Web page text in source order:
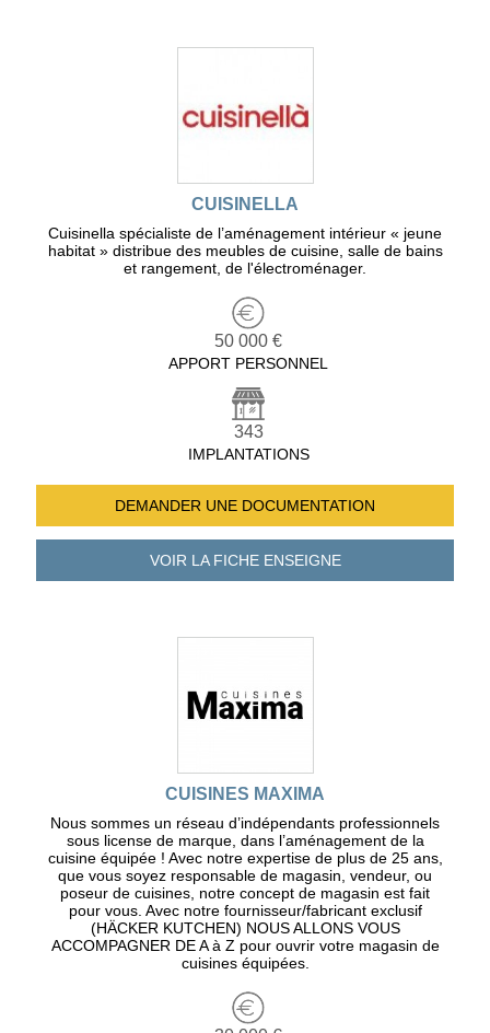
CUISINELLA
Cuisinella spécialiste de l’aménagement intérieur « jeune
habitat » distribue des meubles de cuisine, salle de bains
et rangement, de l'électroménager.
50 000 €
APPORT PERSONNEL
343
IMPLANTATIONS
DEMANDER UNE DOCUMENTATION
VOIR LA FICHEENSEIGNE
CUISINES MAXIMA
Nous sommes un réseau d’indépendants professionnels
sous license de marque, dans l’aménagement de la
cuisine équipée ! Avec notre expertise de plus de 25 ans,
que vous soyez responsable de magasin, vendeur, ou
poseur de cuisines, notre concept de magasin est fait
pour vous. Avec notre fournisseur/fabricant exclusif
(HÄCKER KUTCHEN) NOUS ALLONS VOUS
ACCOMPAGNER DE A à Z pour ouvrir votre magasin de
cuisines équipées.